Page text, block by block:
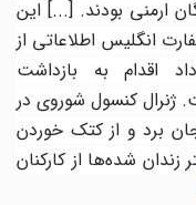
ارمنی بودند. [...] این
انگلیس اطلاعاتی از
اقدام به بازداشت
کنسول شوروی در
برد و از کتک خوردن
زندان شده‌ها از کارکنان